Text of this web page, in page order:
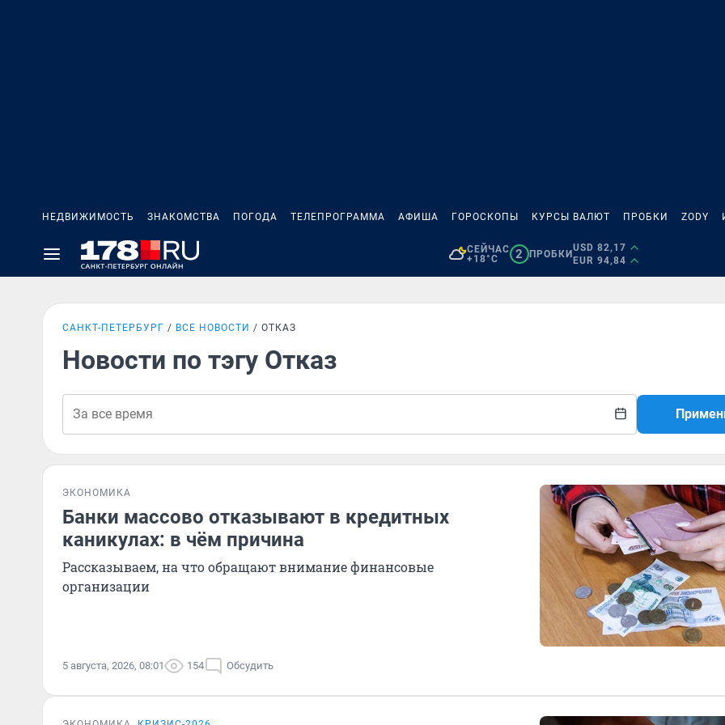
НЕДВИЖИМОСТЬ ЗНАКОМСТВА ПОГОДА ТЕЛЕПРОГРАММА АФИША ГОРОСКОПЫ КУРСЫ ВАЛЮТ ПРОБКИ ZODY
СЕЙЧАС
+18°C
2 ПРОБКИ
USD 82,17
EUR 94,84
САНКТ-ПЕТЕРБУРГ ВСЕ НОВОСТИ ОТКАЗ
Новости по тэгу Отказ
ЭКОНОМИКА
Банки массово отказывают в кредитных
каникулах: в чём причина
Рассказываем, на что обращают внимание финансовые
организации
5 августа, 2026, 08:01 154 Обсудить